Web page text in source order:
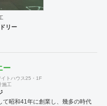
フ等の店舗開発コンサルタント
リー
ー
トハウス25・1F
施工
て昭和41年に創業し、幾多の時代